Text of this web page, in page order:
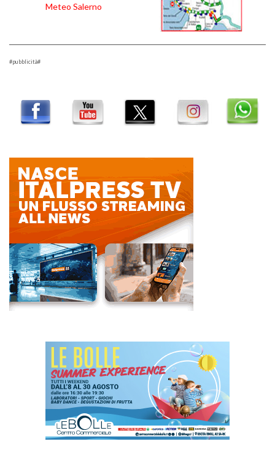
Meteo Salerno
#pubblicità#